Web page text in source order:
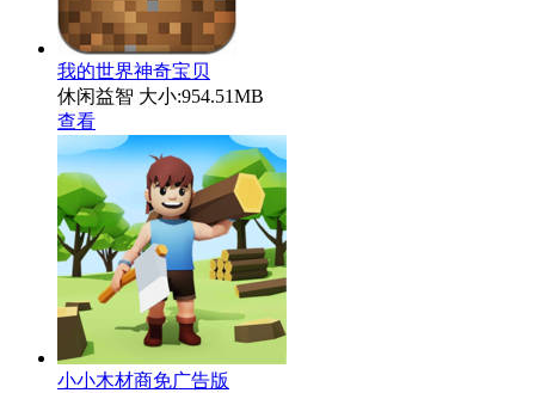
我的世界神奇宝贝
休闲益智 大小:954.51MB
查看
小小木材商免广告版